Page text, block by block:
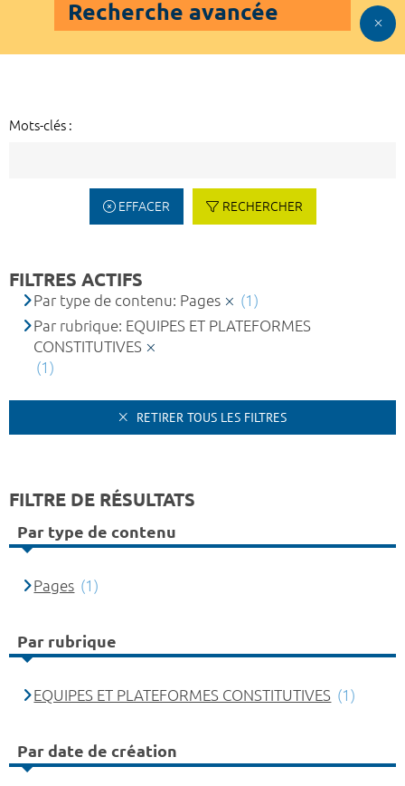
Recherche avancée
Mots-clés :
EFFACER RECHERCHER
FILTRES ACTIFS
Par type de contenu: Pages
(1)
Par rubrique: EQUIPES ET PLATEFORMES
CONSTITUTIVES
(1)
RETIRER TOUS LES FILTRES
FILTRE DE RÉSULTATS
Par type de contenu
Pages (1)
Par rubrique
EQUIPES ET PLATEFORMES CONSTITUTIVES (1)
Par date de création